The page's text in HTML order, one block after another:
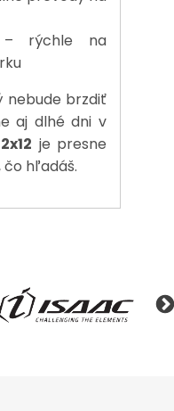
rýchle na
nebude brzdiť
aj dlhé dni v
je presne
čo hľadáš.